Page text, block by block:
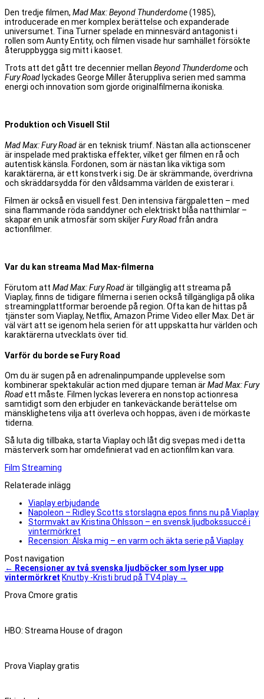
Den tredje filmen, Mad Max: Beyond Thunderdome(1985),
introducerade en mer komplex berättelse och expanderade
universumet. Tina Turner spelade en minnesvärd antagonist i
rollen som Aunty Entity, och filmen visade hur samhället försökte
återuppbygga sig mitt i kaoset.
Trots att det gått tre decennier mellan Beyond Thunderdomeoch
Fury Roadlyckades George Miller återuppliva serien med samma
energi och innovation som gjorde originalfilmerna ikoniska.
Produktion och Visuell Stil
Mad Max: Fury Roadär en teknisk triumf. Nästan alla actionscener
är inspelade med praktiska effekter, vilket ger filmen en rå och
autentisk känsla. Fordonen, som är nästan lika viktiga som
karaktärerna, är ett konstverk i sig. De är skrämmande, överdrivna
och skräddarsydda för den våldsamma världen de existerar i.
Filmen är också en visuell fest. Den intensiva färgpaletten – med
sina flammande röda sanddyner och elektriskt blåa natthimlar –
skapar en unik atmosfär som skiljerFury Road från andra
actionfilmer.
Var du kan streama Mad Max-filmerna
Förutom att Mad Max: Fury Roadär tillgänglig att streama på
Viaplay, finns de tidigare filmerna i serien också tillgängliga på olika
streamingplattformar beroende på region. Ofta kan de hittas på
tjänster som Viaplay, Netflix, Amazon Prime Video eller Max. Det är
väl värt att se igenom hela serien för att uppskatta hur världen och
karaktärerna utvecklats över tid.
Varför du borde se Fury Road
Om du är sugen på en adrenalinpumpande upplevelse som
kombinerar spektakulär action med djupare teman ärMad Max: Fury
Roadett måste. Filmen lyckas leverera en nonstop actionresa
samtidigt som den erbjuder en tankeväckande berättelse om
mänsklighetens vilja att överleva och hoppas, även i de mörkaste
tiderna.
Så luta dig tillbaka, starta Viaplay och låt dig svepas med i detta
mästerverk som har omdefinierat vad en actionfilm kan vara.
Film Streaming
Relaterade inlägg
Viaplay erbjudande
Napoleon – Ridley Scotts storslagna epos finns nu på Viaplay
Stormvakt av Kristina Ohlsson – en svensk ljudbokssuccé i
vintermörkret
Recension: Älska mig – en varm och äkta serie på Viaplay
Post navigation
← Recensioner av två svenska ljudböcker som lyser upp
vintermörkret Knutby -Kristi brud på TV4 play →
Prova Cmore gratis
HBO: Streama House of dragon
Prova Viaplay gratis